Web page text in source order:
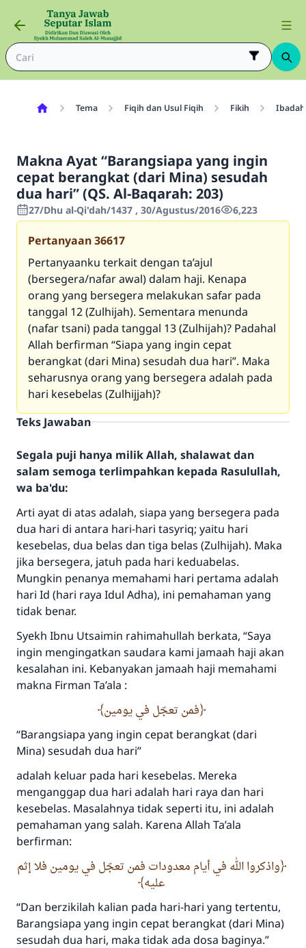
Tema Fiqih dan Usul Fiqih Fikih
Makna Ayat “Barangsiapa yang ingin
cepat berangkat (dari Mina) sesudah
dua hari” (QS. Al-Baqarah: 203)
27/Dhu al-Qi'dah/1437 , 30/Agustus/2016 6,223
Pertanyaan36617
Pertanyaanku terkait dengan ta’ajul
(bersegera/nafar awal) dalam haji. Kenapa
orang yang bersegera melakukan safar pada
tanggal 12 (Zulhijah). Sementara menunda
(nafar tsani) pada tanggal 13 (Zulhijah)? Padahal
Allah berfirman “Siapa yang ingin cepat
berangkat (dari Mina) sesudah dua hari”. Maka
seharusnya orang yang bersegera adalah pada
hari kesebelas (Zulhijjah)?
Teks Jawaban
Segala puji hanya milik Allah, shalawat dan
salam semoga terlimpahkan kepada Rasulullah,
wa ba'du:
Arti ayat di atas adalah, siapa yang bersegera pada
dua hari di antara hari-hari tasyriq; yaitu hari
kesebelas, dua belas dan tiga belas (Zulhijah). Maka
jika bersegera, jatuh pada hari keduabelas.
Mungkin penanya memahami hari pertama adalah
hari Id (hari raya Idul Adha), ini pemahaman yang
tidak benar.
Syekh Ibnu Utsaimin rahimahullah berkata, “Saya
ingin mengingatkan saudara kami jamaah haji akan
kesalahan ini. Kebanyakan jamaah haji memahami
makna Firman Ta’ala :
فمن تعجّل في يومين
“Barangsiapa yang ingin cepat berangkat (dari
Mina) sesudah dua hari”
adalah keluar pada hari kesebelas. Mereka
menganggap dua hari adalah hari raya dan hari
kesebelas. Masalahnya tidak seperti itu, ini adalah
pemahaman yang salah. Karena Allah Ta’ala
berfirman:
واذكروا الله في أيام معدودات فمن تعجّل في يومين فلا إثم
عليه
“Dan berzikilah kalian pada hari-hari yang tertentu,
Barangsiapa yang ingin cepat berangkat (dari Mina)
sesudah dua hari, maka tidak ada dosa baginya.”
Jawaban no. 110845
menyelamatkan pernikahan.
Bantu kami dalam memberikan jawaban untuk umat
"Siapa yang menunjukkan suatu kebaikan,
meka dia akan mendapatkan pahala yang
sama dengan orang yang melakukannya"
MUSLIM, 1893